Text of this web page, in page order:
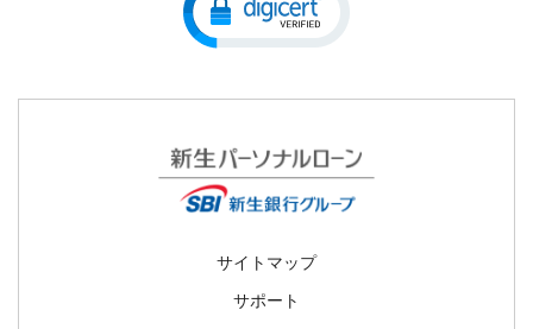
不正利用被害の補償方針
SBI新生銀行グループ マネー・ローンダリング及びテロ資金供与対
サイトマップ
サポート